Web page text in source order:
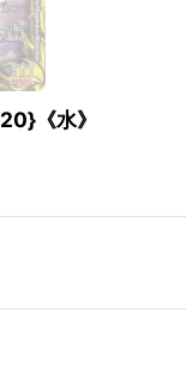
《水》